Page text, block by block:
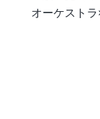
オーケスト